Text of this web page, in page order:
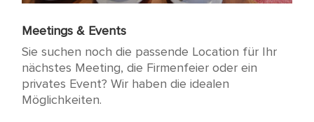
Meetings & Events
Sie suchen noch die passende Location für Ihr
nächstes Meeting, die Firmenfeier oder ein
privates Event? Wir haben die idealen
Möglichkeiten.